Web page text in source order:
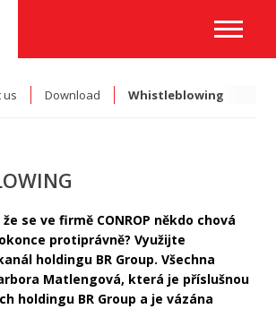
us Download Whistleblowing
se ve firmě CONROP někdo chová
protiprávně? Využijte
holdingu BR Group. Všechna
Matlengová, která je příslušnou
holdingu BR Group a je vázána